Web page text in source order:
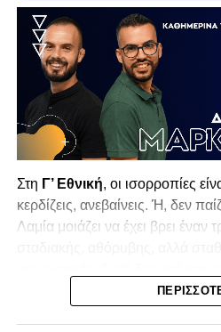
Στη Γ’ Εθνική, οι ισορροπίες
κερδίζεις, ανεβαίνεις. Ή, δεν
Λαμία μοιάζει να έχει βρει έναν
της κατηγορίας. Της